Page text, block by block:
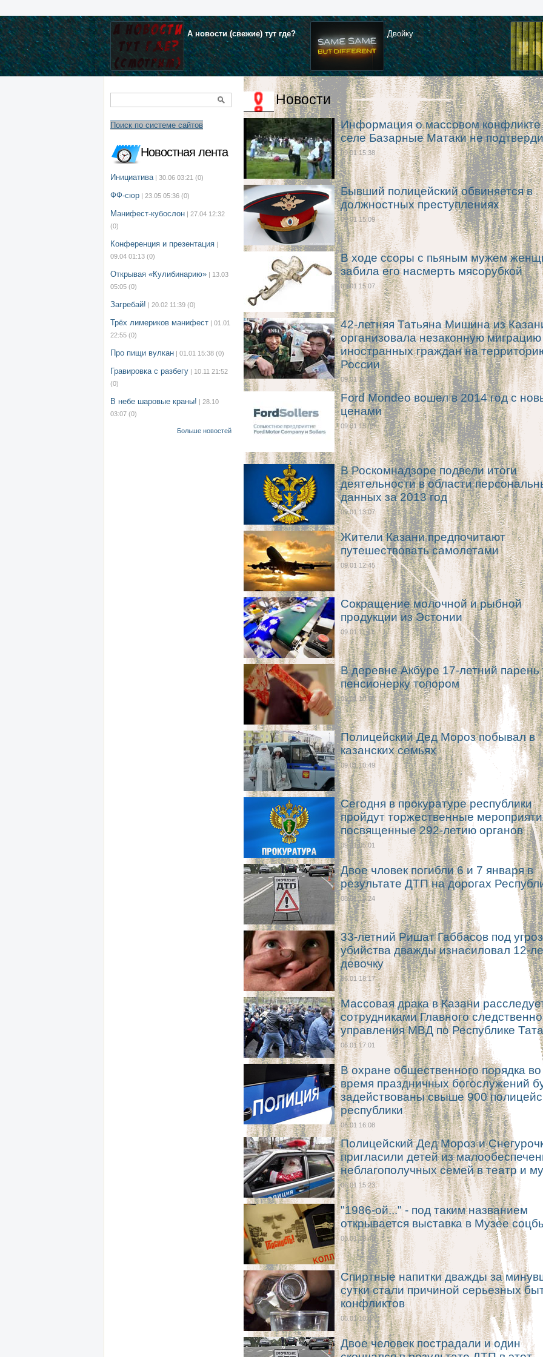
А новости (свежие) тут где? Двойку
Поиск по системе сайтов
Новостная лента
Инициатива | 30.06 03:21 (0)
ФФ-сюр | 23.05 05:36 (0)
Манифест-кубослон | 27.04 12:32
(0)
Конференция и презентация |
09.04 01:13 (0)
Открывая «Кулибинарию» | 13.03
05:05 (0)
Загребай! | 20.02 11:39 (0)
Трёх лимериков манифест | 01.01
22:55 (0)
Про пищи вулкан | 01.01 15:38 (0)
Гравировка с разбегу | 10.11 21:52
(0)
В небе шаровые краны! | 28.10
03:07 (0)
Больше новостей
Новости
Информация о массовом конфликте
селе Базарные Матаки не
09.01 15:38
Бывший полицейский обвиняется в
должностных преступлениях
09.01 15:09
В ходе ссоры с пьяным мужем
забила его насмерть мясорубкой
09.01 15:07
42-летняя Татьяна Мишина из
организовала незаконную
иностранных граждан на
России
09.01 15:06
Ford Mondeo вошел в 2014 год с
ценами
09.01 15:05
В Роскомнадзоре подвели итоги
деятельности в области
данных за 2013 год
09.01 13:07
Жители Казани предпочитают
путешествовать самолетами
09.01 12:45
Сокращение молочной и рыбной
продукции из Эстонии
09.01 11:11
В деревне Акбуре 17-летний парень
пенсионерку топором
09.01 10:50
Полицейский Дед Мороз побывал в
казанских семьях
09.01 10:49
Сегодня в прокуратуре республики
пройдут торжественные
посвященные 292-летию органов
09.01 05:01
Двое чловек погибли 6 и 7 января в
результате ДТП на дорогах
08.01 13:24
33-летний Ришат Габбасов под
убийства дважды изнасиловал 12-
девочку
06.01 18:17
Массовая драка в Казани
сотрудниками Главного
управления МВД по Республике
06.01 17:01
В охране общественного порядка во
время праздничных богослужений
задействованы свыше 900
республики
06.01 16:08
Полицейский Дед Мороз и
пригласили детей из
неблагополучных семей в театр и
06.01 15:23
"1986-ой..." - под таким названием
открывается выставка в Музее
06.01 10:46
Спиртные напитки дважды за
сутки стали причиной серьезных
конфликтов
06.01 10:44
Двое человек пострадали и один